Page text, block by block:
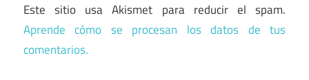
Este sitio usa Akismet para reducir el spam.
Aprende cómo se procesan los datos de tus
comentarios.